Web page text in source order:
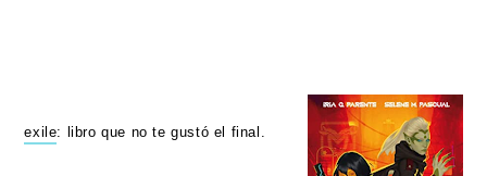
exile: libro que no te gustó el final.